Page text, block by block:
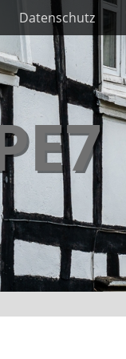
Datenschutz